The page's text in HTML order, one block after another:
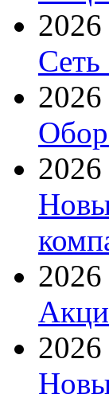
2026
Сеть
2026
2026
2026
2026